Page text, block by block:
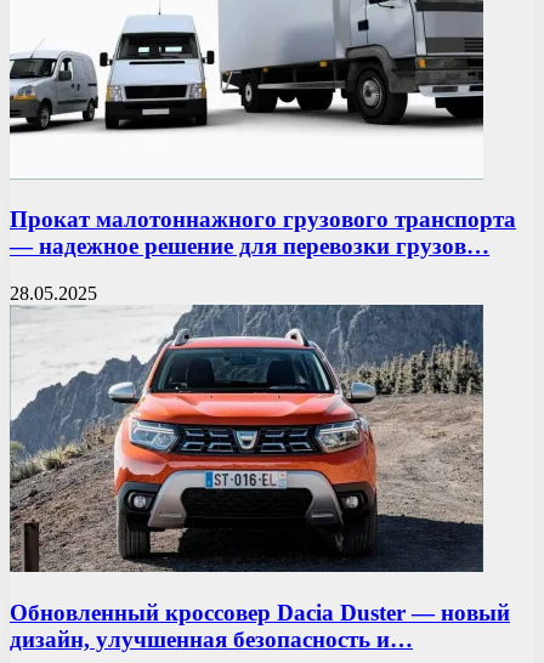
Прокат малотоннажного грузового транспорта
— надежное решение для перевозки грузов…
28.05.2025
Обновленный кроссовер Dacia Duster — новый
дизайн, улучшенная безопасность и…